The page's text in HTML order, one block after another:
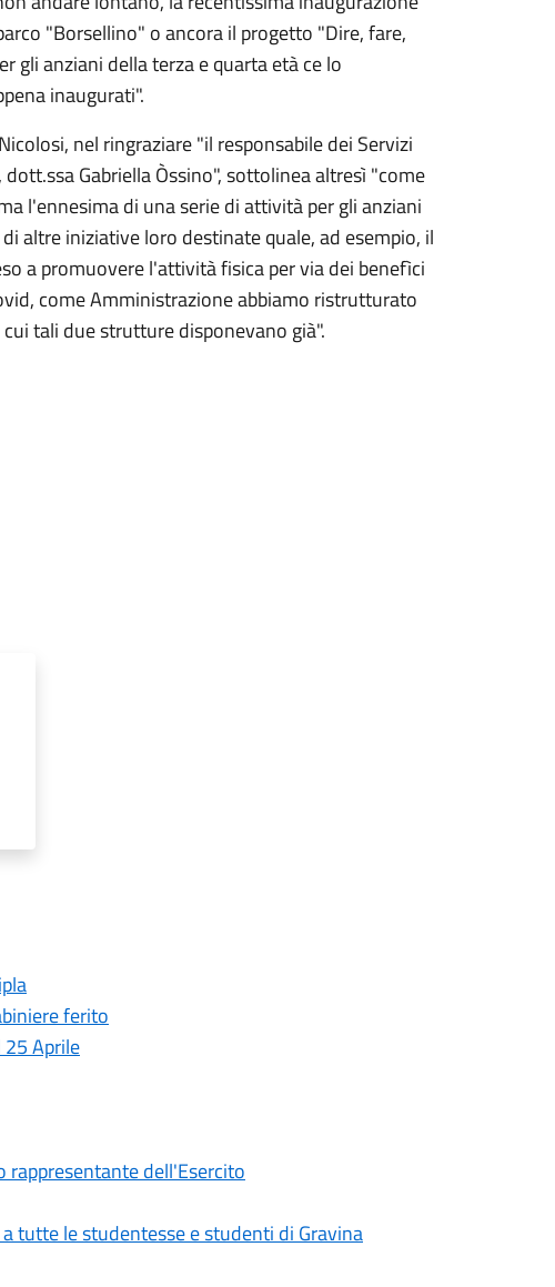
"Borsellino" o ancora il progetto "Dire, fare,
gli anziani della terza e quarta età ce lo
inaugurati".
nel ringraziare "il responsabile dei Servizi
Gabriella Òssino", sottolinea altresì "come
l'ennesima di una serie di attività per gli anziani
altre iniziative loro destinate quale, ad esempio, il
a promuovere l'attività fisica per via dei benefìci
come Amministrazione abbiamo ristrutturato
tali due strutture disponevano già".
ferito
25 Aprile
dell'Esercito
tutte le studentesse e studenti di Gravina